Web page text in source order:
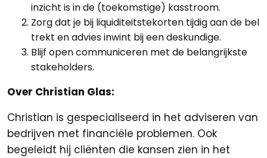
inzicht is in de (toekomstige) kasstroom.
Zorg dat je bij liquiditeitstekorten tijdig aan de bel
trekt en advies inwint bij een deskundige.
Blijf open communiceren met de belangrijkste
stakeholders.
Over Christian Glas:
Christian is gespecialiseerd in het adviseren van
bedrijven met financiële problemen. Ook
begeleidt hij cliënten die kansen zien in het